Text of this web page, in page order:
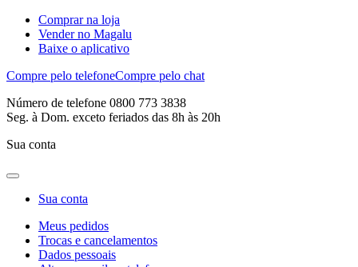
Comprar na loja
Vender no Magalu
Baixe o aplicativo
Compre pelo telefoneCompre pelo chat
Número de telefone 0800 773 3838
Seg. à Dom. exceto feriados das 8h às 20h
Sua conta
Sua conta
Meus pedidos
Trocas e cancelamentos
Dados pessoais